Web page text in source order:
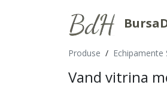
Produse / Echipamente
Vand vitrina